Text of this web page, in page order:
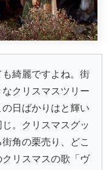
綺麗ですよね。街
クリスマスツリー
日ばかりはと輝い
。クリスマスグッ
角の栗売り、どこ
リスマスの歌「ヴ